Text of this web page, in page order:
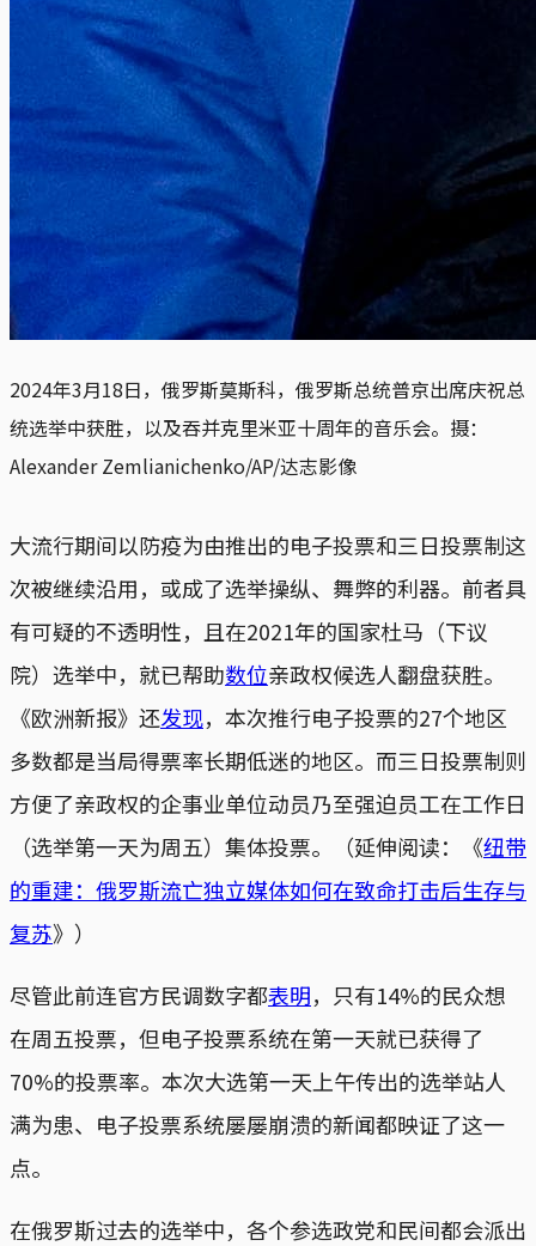
2024年3月18日，俄罗斯莫斯科，俄罗斯总统普京出席庆祝总
统选举中获胜，以及吞并克里米亚十周年的音乐会。摄：
Alexander Zemlianichenko/AP/达志影像
大流行期间以防疫为由推出的电子投票和三日投票制这
次被继续沿用，或成了选举操纵、舞弊的利器。前者具
有可疑的不透明性，且在2021年的国家杜马（下议
院）选举中，就已帮助数位亲政权候选人翻盘获胜。
《欧洲新报》还发现，本次推行电子投票的27个地区
多数都是当局得票率长期低迷的地区。而三日投票制则
方便了亲政权的企事业单位动员乃至强迫员工在工作日
（选举第一天为周五）集体投票。（延伸阅读：《纽带
的重建：俄罗斯流亡独立媒体如何在致命打击后生存与
复苏》）
尽管此前连官方民调数字都表明，只有14%的民众想
在周五投票，但电子投票系统在第一天就已获得了
70%的投票率。本次大选第一天上午传出的选举站人
满为患、电子投票系统屡屡崩溃的新闻都映证了这一
点。
在俄罗斯过去的选举中，各个参选政党和民间都会派出